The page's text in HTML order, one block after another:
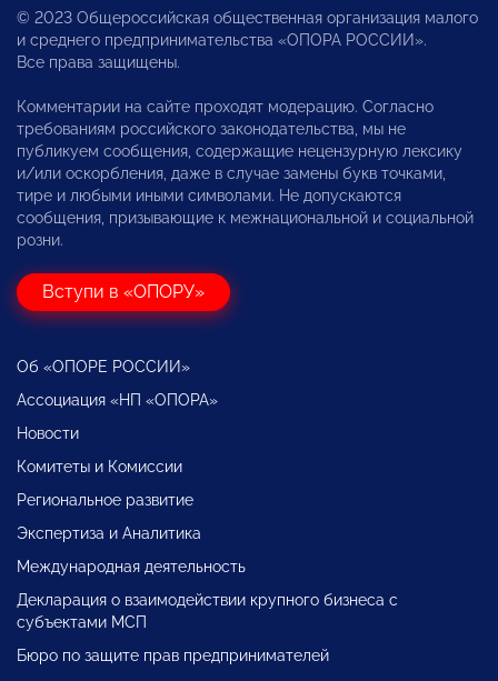
© 2023 Общероссийская общественная организация малого
и среднего предпринимательства «ОПОРА РОССИИ».
Все права защищены.
Комментарии на сайте проходят модерацию. Согласно
требованиям российского законодательства, мы не
публикуем сообщения, содержащие нецензурную лексику
и/или оскорбления, даже в случае замены букв точками,
тире и любыми иными символами. Не допускаются
сообщения, призывающие к межнациональной и социальной
розни.
Вступи в «ОПОРУ»
Об «ОПОРЕ РОССИИ»
Ассоциация «НП «ОПОРА»
Новости
Комитеты и Комиссии
Региональное развитие
Экспертиза и Аналитика
Международная деятельность
Декларация о взаимодействии крупного бизнеса с
субъектами МСП
Бюро по защите прав предпринимателей